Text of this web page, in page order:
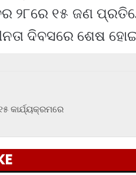
୨୮ରେ ୧୫ ଜଣ
ଦିବସରେ ଶେଷ
କାର୍ଯ୍ୟକ୍ରମରେ